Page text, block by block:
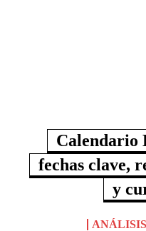
Calendario
fechas clave,
y